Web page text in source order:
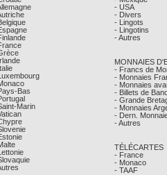
Bas
Marin
- USA
- Divers
- Lingots
- Lingotins
- Autres
MONNAIES
- Francs de
- Monnaies
- Monnaies
- Billets de
- Grande
- Monnaies
- Dern.
- Autres
TÉLÉCARTES
- France
- Monaco
- TAAF